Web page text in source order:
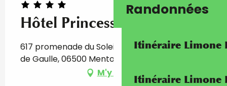
Randonnées
Itinéraire Limone
Itinéraire Limone
Hôtel Princess & Richmond
617 promenade du Soleil, 32 avenue du Général
de Gaulle, 06500 Menton
M'y rendre